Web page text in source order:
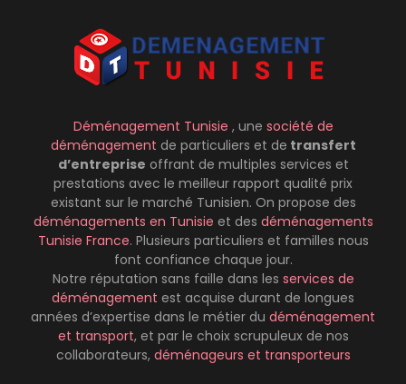
Déménagement Tunisie , une société de
déménagement de particuliers et de transfert
d’entreprise offrant de multiples services et
prestations avec le meilleur rapport qualité prix
existant sur le marché Tunisien. On propose des
déménagements en Tunisie et des déménagements
Tunisie France. Plusieurs particuliers et familles nous
font confiance chaque jour.
Notre réputation sans faille dans les services de
déménagement est acquise durant de longues
années d’expertise dans le métier du déménagement
et transport, et par le choix scrupuleux de nos
collaborateurs, déménageurs et transporteurs